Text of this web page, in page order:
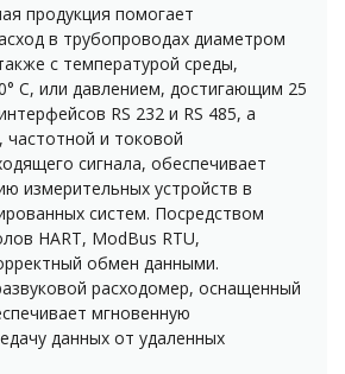
продукция помогает
в трубопроводах диаметром
с температурой среды,
С, или давлением, достигающим 25
RS 232 и RS 485, а
частотной и токовой
сигнала, обеспечивает
измерительных устройств в
систем. Посредством
HART, ModBus RTU,
обмен данными.
расходомер, оснащенный
мгновенную
данных от удаленных